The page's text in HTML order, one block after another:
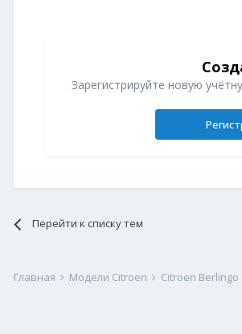
Зарегистрируйте новую
Перейти к списку тем
Главная Модели Citroen Citroen Berlingo